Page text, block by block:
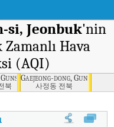
si, Jeonbuk'nin
Hava
(AQI)
si, Jeonbuk
북
Gaejeong-dong, Gunsan-si,
사정동 전북
Soryong-dong,